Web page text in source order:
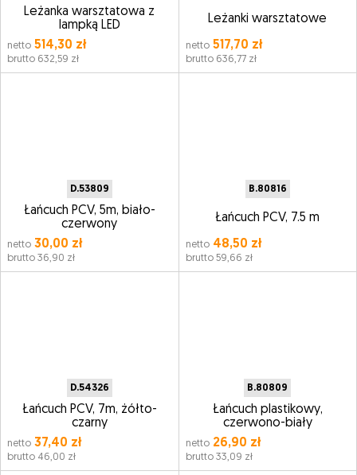
Leżanka warsztatowa z
lampką LED
netto 514,30 zł
brutto 632,59 zł
Leżanki warsztatowe
netto517,70 zł
brutto 636,77 zł
D.53809
Łańcuch PCV, 5m, biało-
czerwony
netto 30,00 zł
brutto 36,90 zł
B.80816
Łańcuch PCV, 7.5 m
netto48,50 zł
brutto 59,66 zł
D.54326
Łańcuch PCV, 7m, żółto-
czarny
netto 37,40 zł
brutto 46,00 zł
B.80809
Łańcuch plastikowy,
czerwono-biały
netto26,90 zł
brutto 33,09 zł